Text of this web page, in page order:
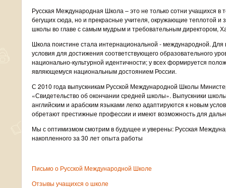
Русская Международная Школа – это не только сотни учащихся в
бегущих сюда, но и прекрасные учителя, окружающие теплотой и
школы во главе с самым мудрым и требовательным директором,
Школа поистине стала интернациональной - международной.
условия для достижения соответствующего образовательного
национально-культурной идентичности; у всех формируется
являющемуся национальным достоянием России.
С 2010 года выпускникам Русской Международной Школы
«Свидетельство об окончании средней школы». Выпускники
английским и арабским языками легко адаптируются к новым
обретают престижные профессии и имеют возможность для
Мы с оптимизмом смотрим в будущее и уверены: Русская
накопленного за 30 лет опыта работы
Письмо о Русской Международной Школе
Отзывы учащихся о школе